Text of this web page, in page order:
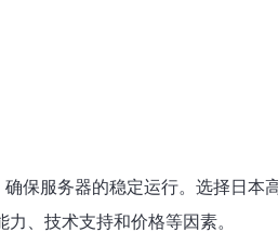
保服务器的稳定运行。选择日本
、技术支持和价格等因素。